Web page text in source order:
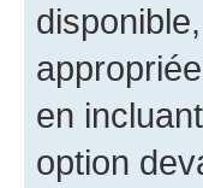
en
option